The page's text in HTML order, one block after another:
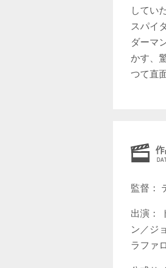
してい
スパイ
ダーマ
かす、
つて直
監督：
出演：
ン／ジ
ラファ